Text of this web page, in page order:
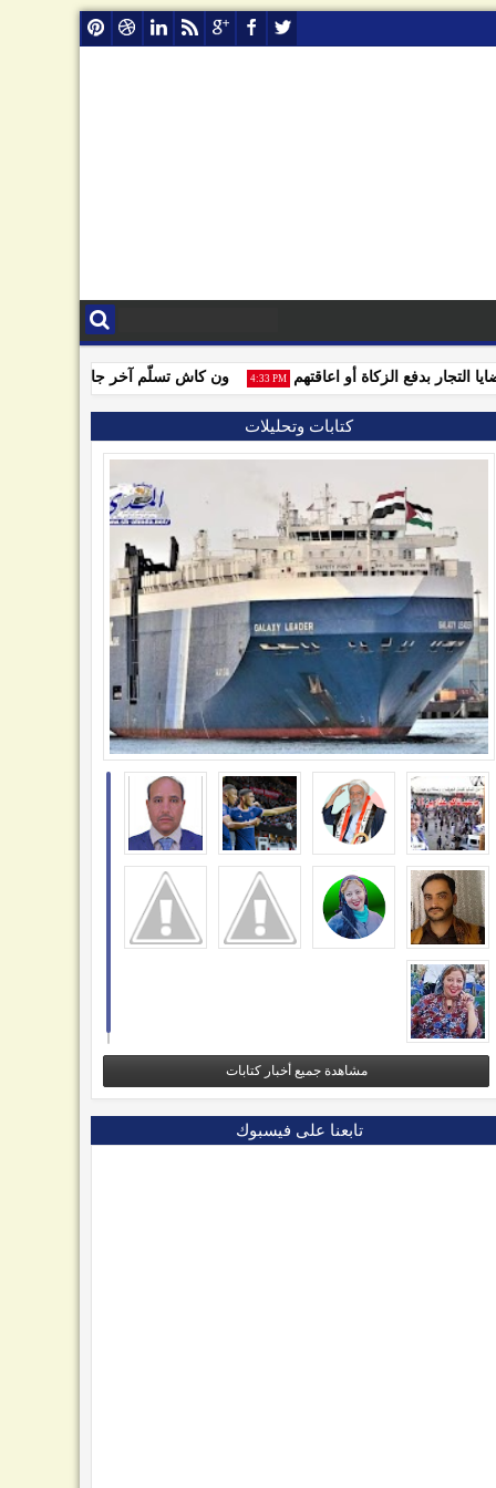
ون كاش تسلّم آخر جائزة للفائزين 4:33 PM بدفع الزكاة أو اعاقتهم
كتابات وتحليلات
مشاهدة جميع أخبار كتابات
تابعنا على فيسبوك